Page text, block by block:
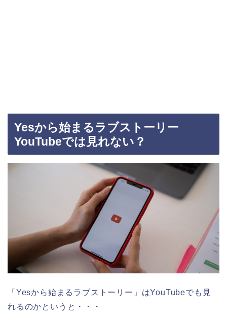
Yesから始まるラブストーリー
YouTubeでは見れない？
「Yesから始まるラブストーリー」 はYouTubeでも見
れるのかというと・・・